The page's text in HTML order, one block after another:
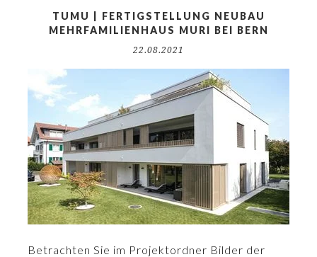
TUMU | FERTIGSTELLUNG NEUBAU
MEHRFAMILIENHAUS MURI BEI BERN
22.08.2021
Betrachten Sie im Projektordner Bilder der